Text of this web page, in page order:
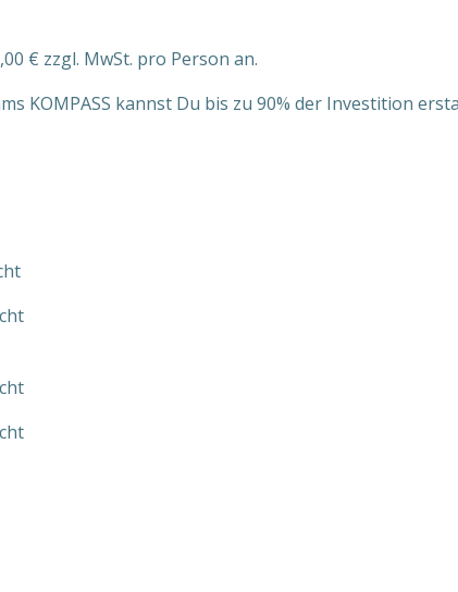
€ zzgl. MwSt. pro Person an.
KOMPASS kannst Du bis zu 90% der Investition